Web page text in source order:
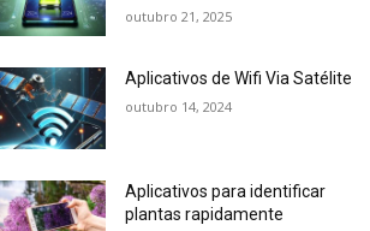
outubro 21, 2025
Aplicativos de Wifi Via Satélite
outubro 14, 2024
Aplicativos para identificar
plantas rapidamente